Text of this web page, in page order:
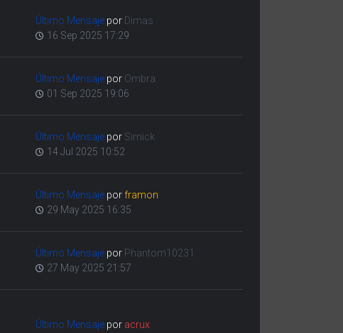
Último Mensaje por Dimas
16 Sep 2025 17:29
Último Mensaje por Ombra
01 Sep 2025 19:06
Último Mensaje por Sirnick
14 Jul 2025 10:52
Último Mensaje por framon
29 May 2025 16:35
Último Mensaje por Phantom10231
27 May 2025 21:57
Último Mensaje por acrux